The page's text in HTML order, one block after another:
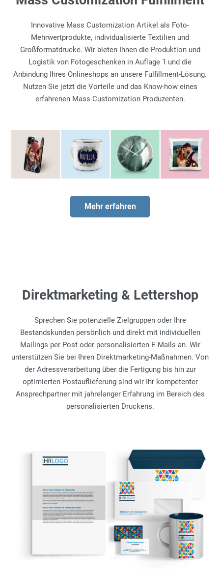
Innovative Mass Customization Artikel als Foto-
Mehrwertprodukte, individualisierte Textilien und
Großformatdrucke. Wir bieten Ihnen die Produktion und
Logistik von Fotogeschenken in Auflage 1 und die
Anbindung Ihres Onlineshops an unsere Fulfillment-Lösung.
Nutzen Sie jetzt die Vorteile und das Know-how eines
erfahrenen Mass Customization Produzenten.
Mehr erfahren
Direktmarketing & Lettershop
Sprechen Sie potenzielle Zielgruppen oder Ihre
Bestandskunden persönlich und direkt mit individuellen
Mailings per Post oder personalisierten E-Mails an. Wir
unterstützen Sie bei Ihren Direktmarketing-Maßnahmen. Von
der Adressverarbeitung über die Fertigung bis hin zur
optimierten Postauflieferung sind wir Ihr kompetenter
Ansprechpartner mit jahrelanger Erfahrung im Bereich des
personalisierten Druckens.